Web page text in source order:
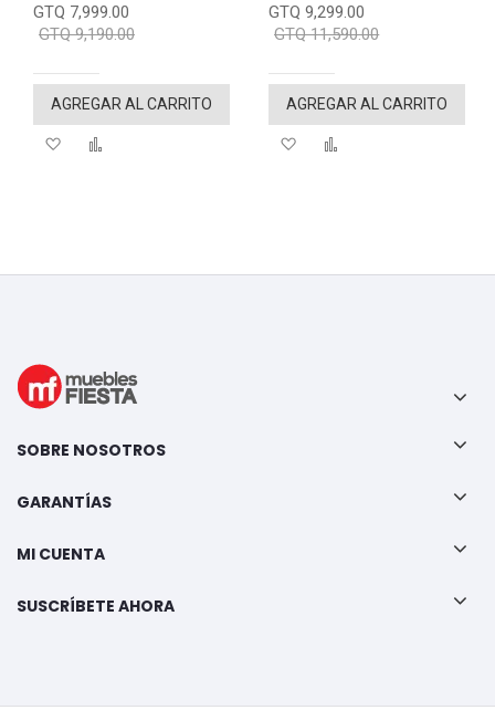
GTQ 7,999.00
GTQ 9,190.00
AGREGAR AL CARRITO
Agregar a mi lista de deseos
GTQ 9,299.00
GTQ 11,590.00
AGREGAR AL CARRITO
Agregar a mi lista de
SOBRE NOSOTROS
GARANTÍAS
MI CUENTA
SUSCRÍBETE AHORA